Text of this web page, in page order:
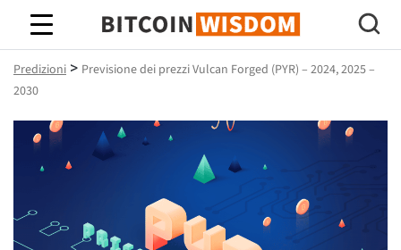
Saggezza Bitcoin
Predizioni > Previsione dei prezzi Vulcan Forged (PYR) – 2024, 2025 –
2030